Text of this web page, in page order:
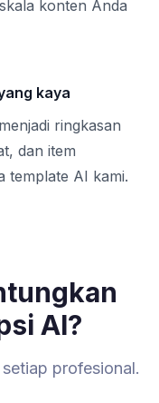
konten Anda
kaya
ringkasan
dan item
template AI kami.
AI?
profesional.